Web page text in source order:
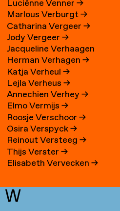
Luciënne Venner→
Marlous Verburgt→
Catharina Vergeer→
Jody Vergeer→
Jacqueline Verhaagen
Herman Verhagen→
Katja Verheul→
Lejla Verheus→
Annechien Verhey→
Elmo Vermijs→
Roosje Verschoor→
Osira Verspyck→
Reinout Versteeg→
Thijs Verster→
Elisabeth Vervecken→
W